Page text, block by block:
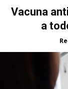
Vacuna
a